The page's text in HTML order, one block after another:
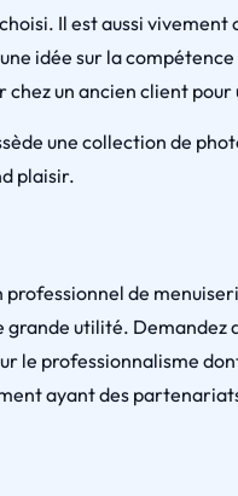
Il est aussi
idée sur la
un ancien client
une collection de
plaisir.
professionnel de
grande utilité.
le professionnalisme
ayant des